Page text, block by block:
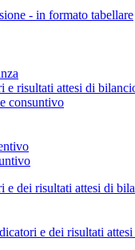
- in formato tabellare
e risultati attesi di
consuntivo
e dei risultati attesi di
e dei risultati